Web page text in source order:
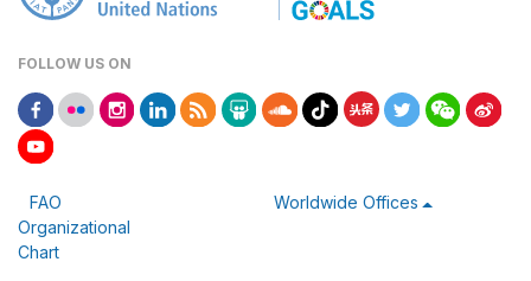
FOLLOW US ON
FAO
Organizational
Chart
Worldwide Offices